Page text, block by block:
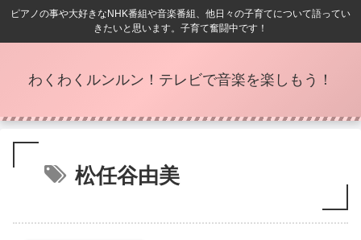
ピアノの事や大好きなNHK番組や音楽番組、他日々の子育てについて語ってい
きたいと思います。子育て奮闘中です！
わくわくルンルン！テレビで音楽を楽しもう！
松任谷由美